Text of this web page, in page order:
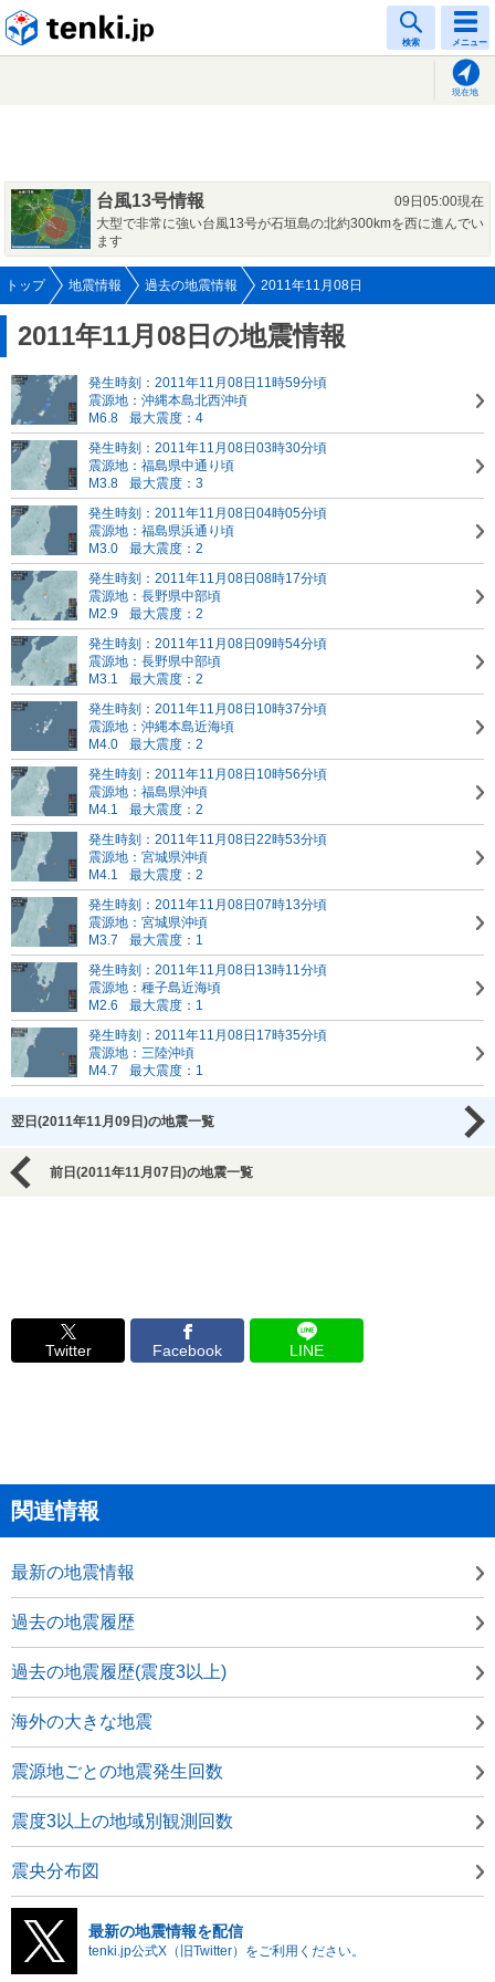
検索 メニュー
現在地
台風13号情報
09日05:00現在
大型で非常に強い台風13号が石垣島の北約300kmを西に進んでい
ます
トップ 地震情報 過去の地震情報 2011年11月08日
2011年11月08日の地震情報
発生時刻：2011年11月08日11時59分頃
震源地：沖縄本島北西沖頃
M6.8
最大震度：4
発生時刻：2011年11月08日03時30分頃
震源地：福島県中通り頃
M3.8
最大震度：3
発生時刻：2011年11月08日04時05分頃
震源地：福島県浜通り頃
M3.0
最大震度：2
発生時刻：2011年11月08日08時17分頃
震源地：長野県中部頃
M2.9
最大震度：2
発生時刻：2011年11月08日09時54分頃
震源地：長野県中部頃
M3.1
最大震度：2
発生時刻：2011年11月08日10時37分頃
震源地：沖縄本島近海頃
M4.0
最大震度：2
発生時刻：2011年11月08日10時56分頃
震源地：福島県沖頃
M4.1
最大震度：2
発生時刻：2011年11月08日22時53分頃
震源地：宮城県沖頃
M4.1
最大震度：2
発生時刻：2011年11月08日07時13分頃
震源地：宮城県沖頃
M3.7
最大震度：1
発生時刻：2011年11月08日13時11分頃
震源地：種子島近海頃
M2.6
最大震度：1
発生時刻：2011年11月08日17時35分頃
震源地：三陸沖頃
M4.7
最大震度：1
翌日(2011年11月09日)の地震一覧
前日(2011年11月07日)の地震一覧
Twitter Facebook LINE
関連情報
最新の地震情報
過去の地震履歴
過去の地震履歴(震度3以上)
海外の大きな地震
震源地ごとの地震発生回数
震度3以上の地域別観測回数
震央分布図
最新の地震情報を配信
tenki.jp公式X（旧Twitter）をご利用ください。